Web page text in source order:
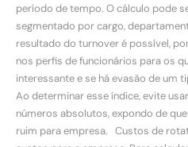
período de tempo. O cálculo pode
segmentado por cargo,
resultado do turnover é possível,
nos perfis de funcionários para os
interessante e se há evasão de um
Ao determinar esse índice, evite
números absolutos, expondo de
ruim para empresa. Custos de